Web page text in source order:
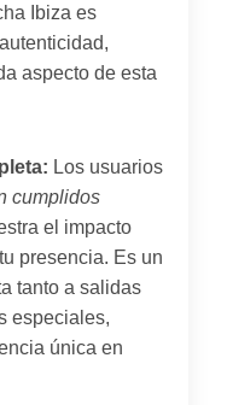
Ibiza es
aspecto de esta
Los usuarios
cumplidos
el impacto
presencia. Es un
tanto a salidas
especiales,
única en